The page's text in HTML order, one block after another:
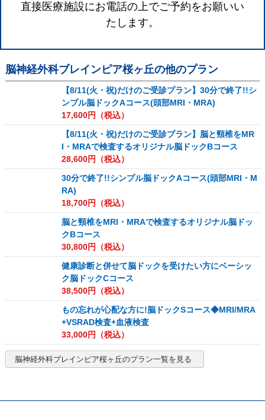
直接医療施設にお電話の上でご予約をお願いい
たします。
脳神経外科ブレインピア桜ヶ丘の他のプラン
【8/11(火・祝)だけのご受診プラン】30分で終了!!シ
ンプル脳ドックAコース(頭部MRI・MRA)
17,600円（税込）
【8/11(火・祝)だけのご受診プラン】脳と頸椎をMR
I・MRAで検査するオリジナル脳ドックBコース
28,600円（税込）
30分で終了!!シンプル脳ドックAコース(頭部MRI・M
RA)
18,700円（税込）
脳と頸椎をMRI・MRAで検査するオリジナル脳ドッ
クBコース
30,800円（税込）
健康診断と併せて脳ドックを受けたい方にベーシッ
ク脳ドックCコース
38,500円（税込）
もの忘れが心配な方に!脳ドックSコース◆MRI/MRA
+VSRAD検査+血液検査
33,000円（税込）
脳神経外科ブレインピア桜ヶ丘のプラン一覧を見る